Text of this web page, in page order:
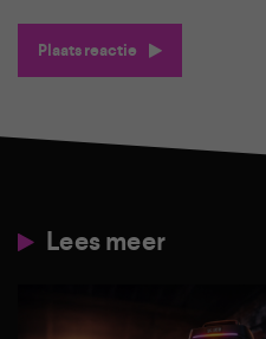
Plaats reactie
Lees meer